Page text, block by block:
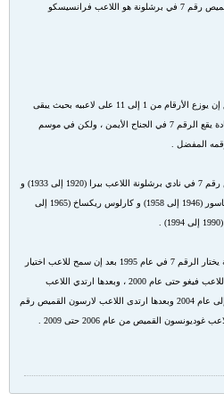
وكان أول لاعب من نادي برشلونة يرتدي القميص رقم 7 في برشلونة هو اللاعب فرانسيسكو
في موسم 1948/1949 كان من حق كل فريق إن يوزع الأرقام من 1 إلى 11 على لاعبيه بحيث يبقى
لاعبي مقعد البدلاء بدون رقم ، وكان في العادة يقع الرقم 7 في الجناح الأيمن ، ولكن في موسم
ومن الأسماء المشهورة التي ارتدت القميص رقم 7 في نادي برشلونة اللاعب بيرا (1920 إلى 1933) و
مارتي فينتولرا (1933 إلى 1937) و استناسلا باسور (1946 إلى 1958) و كارلوس ريكساخ (1965 إلى
وكان اللاعب فيغو هو أول لاعب في برشلونة يختار الرقم 7 في عام 1995 بعد إن سمح للاعب اختيار
رقمه الخاص ، وبقى هذا القميص في حوزة اللاعب فيغو حتى عام 2000 ، وبعدها ارتدي اللاعب
سافيولا القميص رقم 7 وذلك من عام 2001 إلى عام 2004 وبعدها ارتدى اللاعب لارسون القميص رقم